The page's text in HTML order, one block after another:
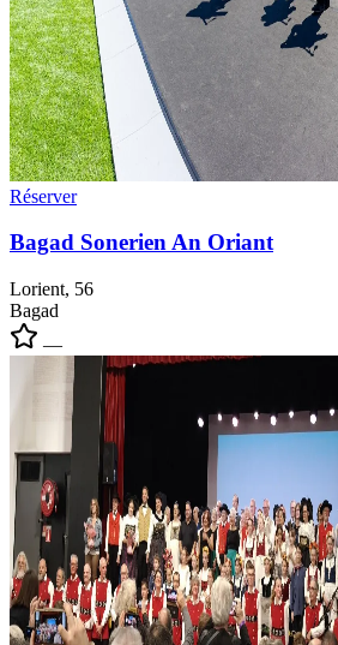
Réserver
Bagad Sonerien An Oriant
Lorient, 56
Bagad
—